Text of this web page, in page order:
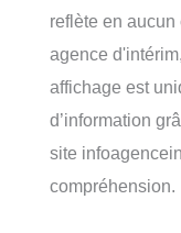
reflète en aucun
agence
affichage est
d’information
site
compréhension.